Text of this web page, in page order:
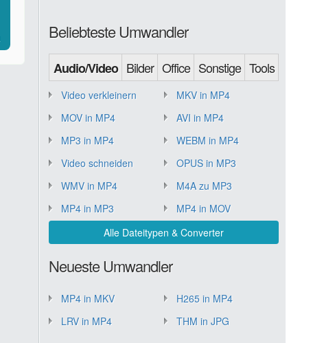
Beliebteste Umwandler
Audio/Video Bilder Office Sonstige Tools
Video verkleinern
MKV in MP4
MOV in MP4
AVI in MP4
MP3 in MP4
WEBM in MP4
Video schneiden
OPUS in MP3
WMV in MP4
M4A zu MP3
MP4 in MP3
MP4 in MOV
Alle Dateitypen & Converter
Neueste Umwandler
MP4 in MKV
H265 in MP4
LRV in MP4
THM in JPG